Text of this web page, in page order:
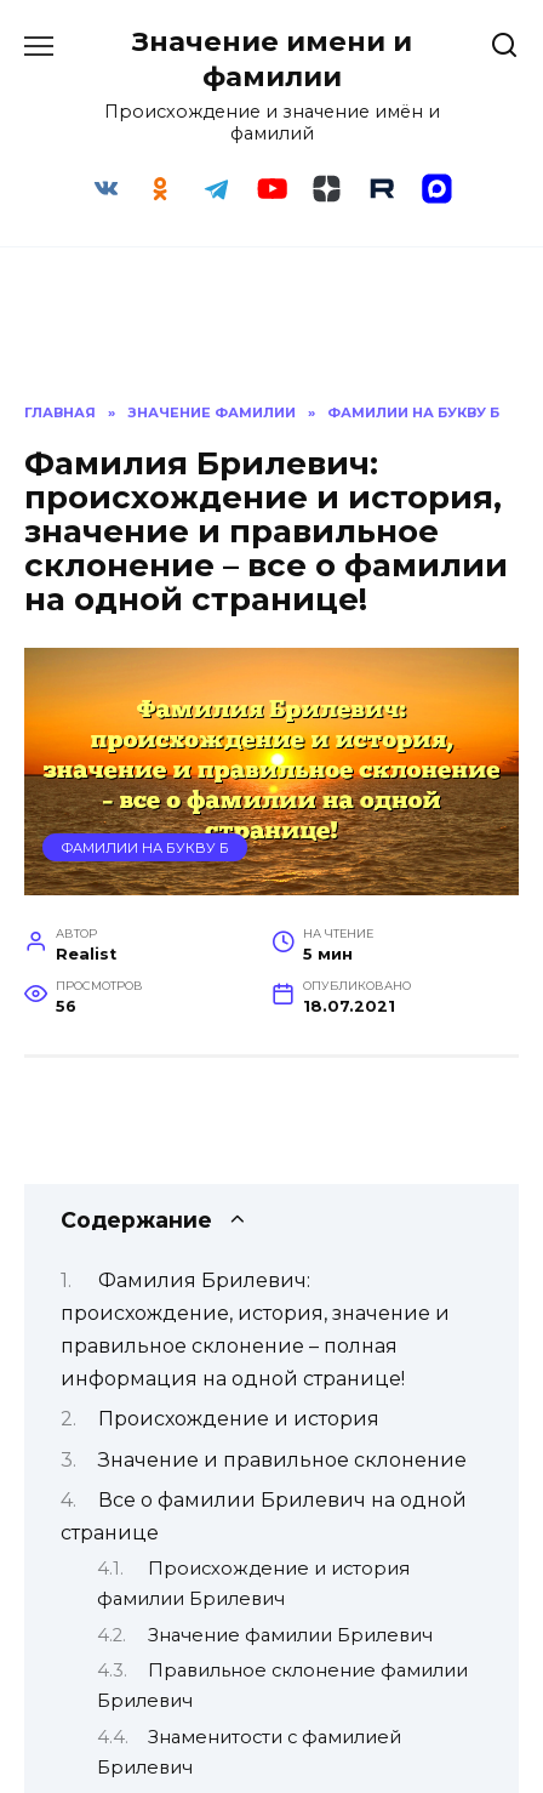
Значение имени и
фамилии
Происхождение и значение имён и
фамилий
ГЛАВНАЯ » ЗНАЧЕНИЕ ФАМИЛИИ » ФАМИЛИИ НА БУКВУ Б
Фамилия Брилевич:
происхождение и история,
значение и правильное
склонение – все о фамилии
на одной странице!
ФАМИЛИИ НА БУКВУ Б
АВТОР
Realist
НА ЧТЕНИЕ
5 мин
ПРОСМОТРОВ
56
ОПУБЛИКОВАНО
18.07.2021
Содержание
Фамилия Брилевич:
происхождение, история, значение и
правильное склонение – полная
информация на одной странице!
Происхождение и история
Значение и правильное склонение
Все о фамилии Брилевич на одной
странице
Происхождение и история
фамилии Брилевич
Значение фамилии Брилевич
Правильное склонение фамилии
Брилевич
Знаменитости с фамилией
Брилевич